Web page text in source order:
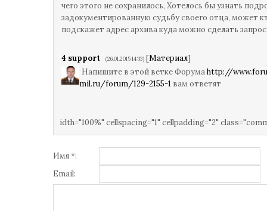
чего этого не сохранилось, Хотелось бы узнать
задокументированную судьбу своего отца, может
подскажет адрес архива куда можно сделать
4 support (26.01.2015 14:33) [Материал]
Напишите в этой ветке Форумаhttp://
mil.ru/forum/129-2155-1 вам ответят
idth="100%" cellspacing="1" cellpadding="2"
Имя *:
Email: